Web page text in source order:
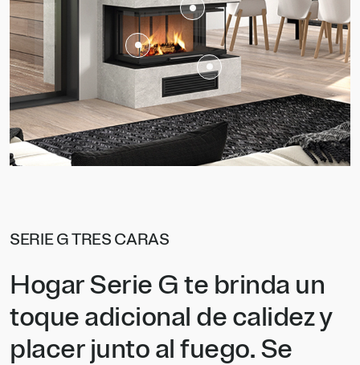
SERIE G TRES CARAS
Hogar Serie G te brinda un
toque adicional de calidez y
placer junto al fuego. Se